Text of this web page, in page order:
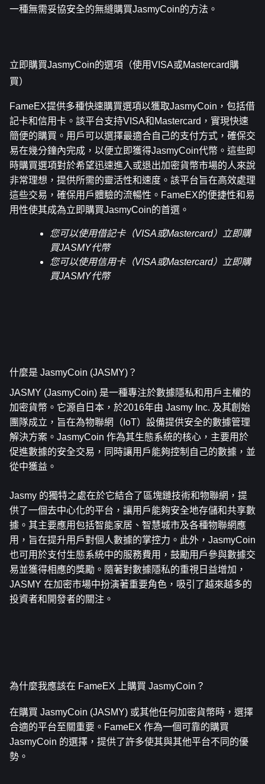
一種無需妥協安全的無縫購買JasmyCoin的方法。
立即購買JasmyCoin的選項（使用VISA或Mastercard購
買）
FameEX提供多種快速購買選項以獲取JasmyCoin，包括借
記卡和信用卡。該平台支持VISA和Mastercard，實現快速
簡便的購買。用戶可以選擇最適合自己的支付方式，確保交
易在幾分鐘內完成，以便立即獲得JasmyCoin代幣。這些即
時購買選項對於希望迅速進入或退出加密貨幣市場的人來說
非常理想，提供所需的靈活性和速度。該平台旨在高效處理
這些交易，確保用戶體驗的流暢性。FameEX的便捷性和易
用性使其成為立即購買JasmyCoin的首選。
您可以使用借記卡（VISA或Mastercard）立即購
買JASMY代幣
您可以使用信用卡（VISA或Mastercard）立即購
買JASMY代幣
什麼是 JasmyCoin (JASMY)？
JASMY (JasmyCoin) 是一種專注於數據隱私和用戶主權的
加密貨幣。它源自日本，於2016年由 Jasmy Inc. 及其創始
團隊成立，旨在為物聯網（IoT）設備提供安全的數據管理
解決方案。JasmyCoin 作為其生態系統的核心，主要用於
促進數據的安全交易，同時讓用戶能夠控制自己的數據，並
從中獲益。
Jasmy 的獨特之處在於它結合了區塊鏈技術和物聯網，提
供了一個去中心化的平台，讓用戶能夠安全地存儲和共享數
據。其主要應用包括智能家居、智慧城市及各種物聯網應
用，旨在提升用戶對個人數據的掌控力。此外，JasmyCoin
也可用於支付生態系統中的服務費用，鼓勵用戶參與數據交
易並獲得相應的獎勵。隨著對數據隱私的重視日益增加，
JASMY 在加密市場中扮演著重要角色，吸引了越來越多的
投資者和開發者的關注。
為什麼我應該在 FameEX 上購買 JasmyCoin？
在購買 JasmyCoin (JASMY) 或其他任何加密貨幣時，選擇
合適的平台至關重要。FameEX 作為一個可靠的購買
JasmyCoin 的選擇，提供了許多使其與其他平台不同的優
勢。